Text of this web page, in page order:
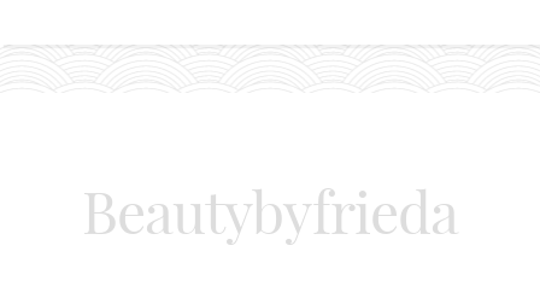
Beautybyfrieda